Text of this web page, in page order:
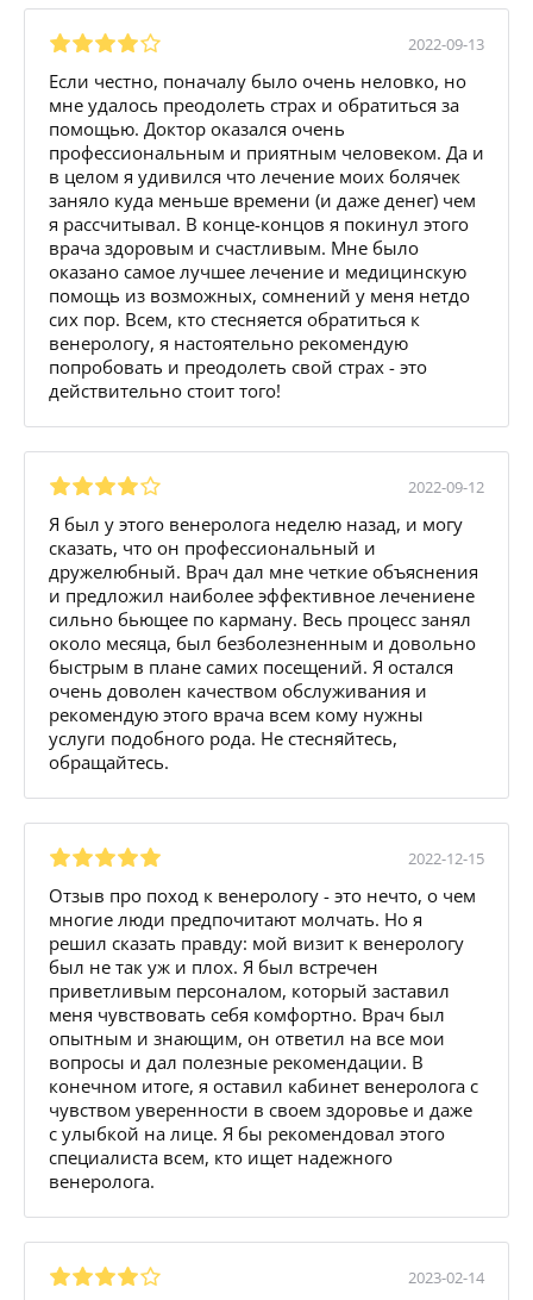
2022-09-13
Если честно, поначалу было очень неловко, но
мне удалось преодолеть страх и обратиться за
помощью. Доктор оказался очень
профессиональным и приятным человеком. Да и
в целом я удивился что лечение моих болячек
заняло куда меньше времени (и даже денег) чем
я рассчитывал. В конце-концов я покинул этого
врача здоровым и счастливым. Мне было
оказано самое лучшее лечение и медицинскую
помощь из возможных, сомнений у меня нетдо
сих пор. Всем, кто стесняется обратиться к
венерологу, я настоятельно рекомендую
попробовать и преодолеть свой страх - это
действительно стоит того!
2022-09-12
Я был у этого венеролога неделю назад, и могу
сказать, что он профессиональный и
дружелюбный. Врач дал мне четкие объяснения
и предложил наиболее эффективное лечениене
сильно бьющее по карману. Весь процесс занял
около месяца, был безболезненным и довольно
быстрым в плане самих посещений. Я остался
очень доволен качеством обслуживания и
рекомендую этого врача всем кому нужны
услуги подобного рода. Не стесняйтесь,
обращайтесь.
2022-12-15
Отзыв про поход к венерологу - это нечто, о чем
многие люди предпочитают молчать. Но я
решил сказать правду: мой визит к венерологу
был не так уж и плох. Я был встречен
приветливым персоналом, который заставил
меня чувствовать себя комфортно. Врач был
опытным и знающим, он ответил на все мои
вопросы и дал полезные рекомендации. В
конечном итоге, я оставил кабинет венеролога с
чувством уверенности в своем здоровье и даже
с улыбкой на лице. Я бы рекомендовал этого
специалиста всем, кто ищет надежного
венеролога.
2023-02-14